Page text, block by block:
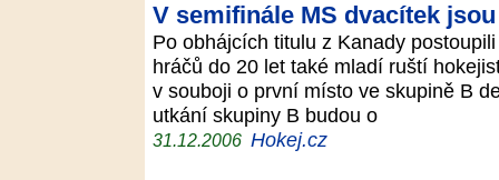
V semifinále MS dvacítek
Po obhájcích titulu z Kanady
hráčů do 20 let také mladí ruští
v souboji o první místo ve skupině B
utkání skupiny B budou o
31.12.2006 Hokej.cz